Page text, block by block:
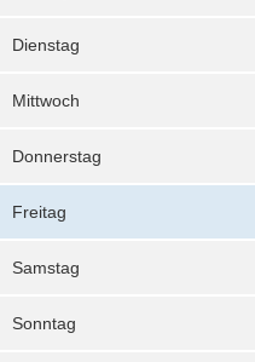
Dienstag
Mittwoch
Donnerstag
Freitag
Samstag
Sonntag